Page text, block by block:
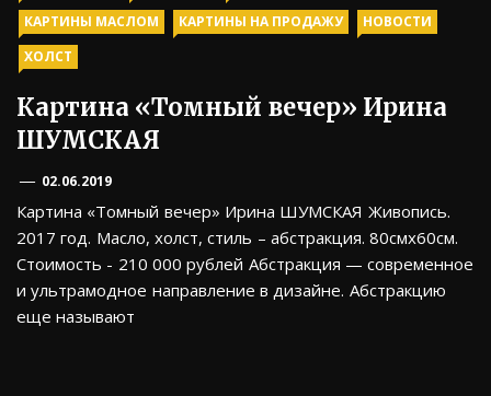
КАРТИНЫ МАСЛОМ
КАРТИНЫ НА ПРОДАЖУ
НОВОСТИ
ХОЛСТ
Картина «Томный вечер» Ирина
ШУМСКАЯ
02.06.2019
Картина «Томный вечер» Ирина ШУМСКАЯ Живопись.
2017 год. Масло, холст, стиль – абстракция. 80смх60см.
Стоимость - 210 000 рублей Абстракция — современное
и ультрамодное направление в дизайне. Абстракцию
еще называют